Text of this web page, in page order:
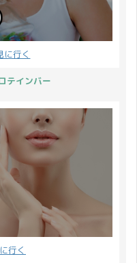
に行く
テインバー
行く